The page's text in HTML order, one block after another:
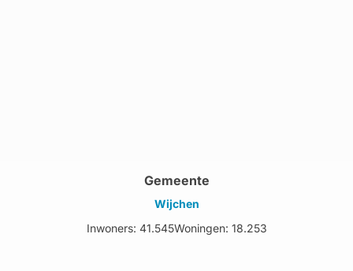
Gemeente
Wijchen
Inwoners: 41.545Woningen: 18.253